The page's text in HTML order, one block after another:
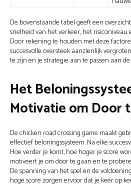
De bovenstaande tabel geeft een
snelheid van het verkeer, het risiconiveau
Door rekening te houden met deze
succesvolle oversteek aanzienlijk
te zijn en je strategie aan te passen aan
Het
Motivatie om Door
De chicken road crossing game maakt
effectief beloningssysteem. Na elke
Hoe verder je komt, hoe hoger je score
motiveert je om door te gaan en te
De spanning van het spel en de
hoge score zorgen ervoor dat je keer op